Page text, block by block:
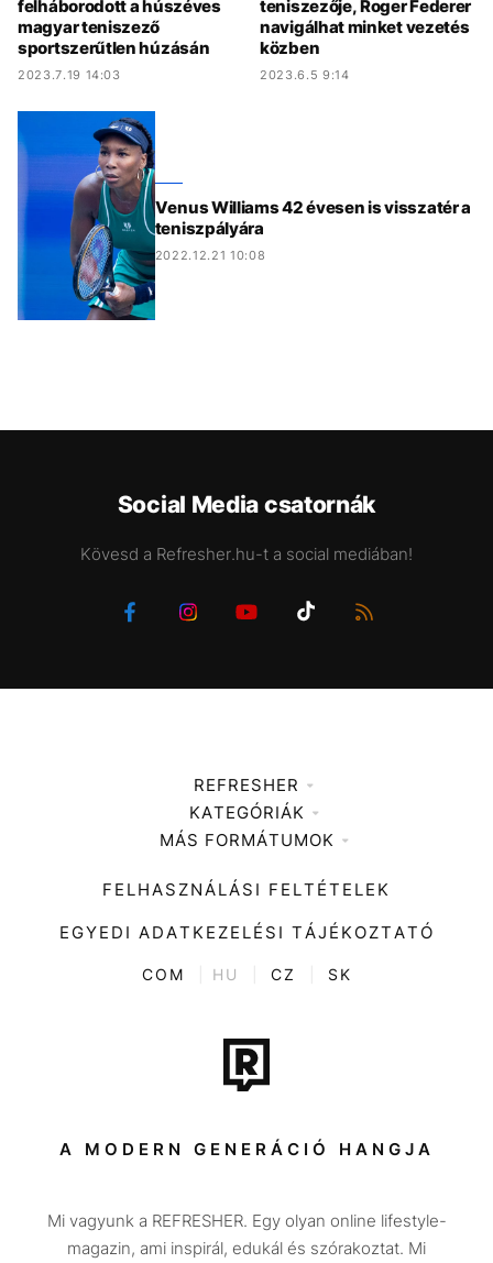
felháborodott a húszéves
magyar teniszező
sportszerűtlen húzásán
2023.7.19 14:03
teniszezője, Roger Federer
navigálhat minket vezetés
közben
2023.6.5 9:14
Venus Williams 42 évesen is visszatér a
teniszpályára
2022.12.21 10:08
Social Media csatornák
Kövesd a Refresher.hu-t a social mediában!
REFRESHER
Médiaajánlat
KATEGÓRIÁK
Zene
Divat
Kultúra
ENTR
Tech-Tudomány
Sport
Társadalom
Utazás
MÁS FORMÁTUMOK
FELHASZNÁLÁSI FELTÉTELEK
EGYEDI ADATKEZELÉSI TÁJÉKOZTATÓ
COM HU CZ SK
A MODERN GENERÁCIÓ HANGJA
Mi vagyunk a REFRESHER. Egy olyan online lifestyle-
magazin, ami inspirál, edukál és szórakoztat. Mi